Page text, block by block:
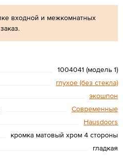
входной и межкомнатных
1004041 (модель 1)
глухое (без стекла)
экошпон
Современные
Hausdoors
кромка матовый хром 4 стороны
гладкая